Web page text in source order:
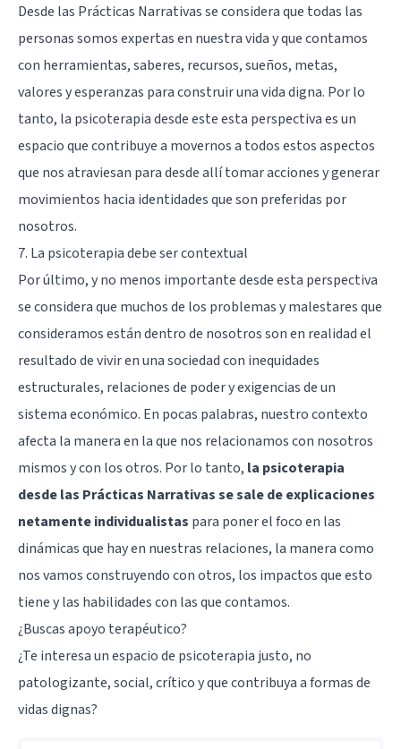
Desde las Prácticas Narrativas se considera que todas las
personas somos expertas en nuestra vida y que contamos
con herramientas, saberes, recursos, sueños, metas,
valores y esperanzas para construir una vida digna. Por lo
tanto, la psicoterapia desde este esta perspectiva es un
espacio que contribuye a movernos a todos estos aspectos
que nos atraviesan para desde allí tomar acciones y generar
movimientos hacia identidades que son preferidas por
nosotros.
7. La psicoterapia debe ser contextual
Por último, y no menos importante desde esta perspectiva
se considera que muchos de los problemas y malestares que
consideramos están dentro de nosotros son en realidad el
resultado de vivir en una sociedad con inequidades
estructurales, relaciones de poder y exigencias de un
sistema económico. En pocas palabras, nuestro contexto
afecta la manera en la que nos relacionamos con nosotros
mismos y con los otros. Por lo tanto, la psicoterapia
desde las Prácticas Narrativas se sale de explicaciones
netamente individualistas para poner el foco en las
dinámicas que hay en nuestras relaciones, la manera como
nos vamos construyendo con otros, los impactos que esto
tiene y las habilidades con las que contamos.
¿Buscas apoyo terapéutico?
¿Te interesa un espacio de psicoterapia justo, no
patologizante, social, crítico y que contribuya a formas de
vidas dignas?